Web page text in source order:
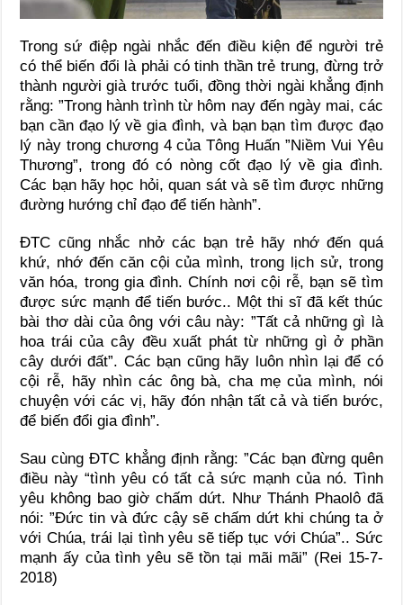
Trong sứ điệp ngài nhắc đến điều kiện để người trẻ
có thể biến đổi là phải có tinh thần trẻ trung, đừng trở
thành người già trước tuổi, đồng thời ngài khẳng định
rằng: ”Trong hành trình từ hôm nay đến ngày mai, các
bạn cần đạo lý về gia đình, và bạn bạn tìm được đạo
lý này trong chương 4 của Tông Huấn ”Niềm Vui Yêu
Thương”, trong đó có nòng cốt đạo lý về gia đình.
Các bạn hãy học hỏi, quan sát và sẽ tìm được những
đường hướng chỉ đạo để tiến hành”.
ĐTC cũng nhắc nhở các bạn trẻ hãy nhớ đến quá
khứ, nhớ đến căn cội của mình, trong lịch sử, trong
văn hóa, trong gia đình. Chính nơi cội rễ, bạn sẽ tìm
được sức mạnh để tiến bước.. Một thi sĩ đã kết thúc
bài thơ dài của ông với câu này: ”Tất cả những gì là
hoa trái của cây đều xuất phát từ những gì ở phần
cây dưới đất”. Các bạn cũng hãy luôn nhìn lại để có
cội rễ, hãy nhìn các ông bà, cha mẹ của mình, nói
chuyện với các vị, hãy đón nhận tất cả và tiến bước,
để biến đổi gia đình”.
Sau cùng ĐTC khẳng định rằng: ”Các bạn đừng quên
điều này “tình yêu có tất cả sức mạnh của nó. Tình
yêu không bao giờ chấm dứt. Như Thánh Phaolô đã
nói: ”Đức tin và đức cậy sẽ chấm dứt khi chúng ta ở
với Chúa, trái lại tình yêu sẽ tiếp tục với Chúa”.. Sức
mạnh ấy của tình yêu sẽ tồn tại mãi mãi” (Rei 15-7-
2018)